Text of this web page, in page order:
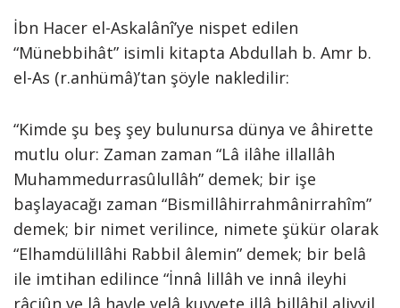
İbn Hacer el-Askalânî’ye nispet edilen
“Münebbihât” isimli kitapta Abdullah b. Amr b.
el-As (r.anhümâ)’tan şöyle nakledilir:
“Kimde şu beş şey bulunursa dünya ve âhirette
mutlu olur: Zaman zaman “Lâ ilâhe illallâh
Muhammedurrasûlullâh” demek; bir işe
başlayacağı zaman “Bismillâhirrahmânirrahîm”
demek; bir nimet verilince, nimete şükür olarak
“Elhamdülillâhi Rabbil âlemin” demek; bir belâ
ile imtihan edilince “İnnâ lillâh ve innâ ileyhi
râciûn ve lâ havle velâ kuvvete illâ billâhil aliyyil